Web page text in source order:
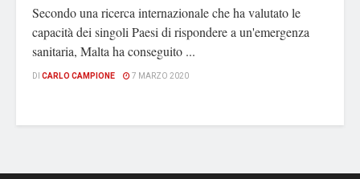
Secondo una ricerca internazionale che ha valutato le
capacità dei singoli Paesi di rispondere a un'emergenza
sanitaria, Malta ha conseguito ...
DI CARLO CAMPIONE 7 MARZO 2020